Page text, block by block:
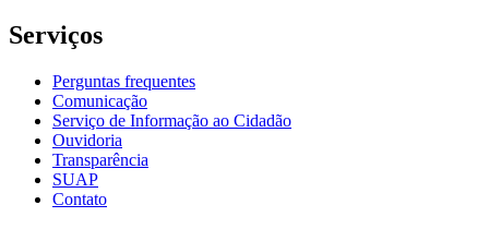
Serviços
Perguntas frequentes
Comunicação
Serviço de Informação ao Cidadão
Ouvidoria
Transparência
SUAP
Contato